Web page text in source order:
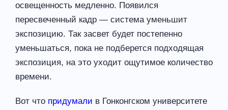
освещенность медленно. Появился
пересвеченный кадр — система уменьшит
экспозицию. Так засвет будет постепенно
уменьшаться, пока не подберется подходящая
экспозиция, на это уходит ощутимое количество
времени.
Вот что придумали в Гонконгском университете